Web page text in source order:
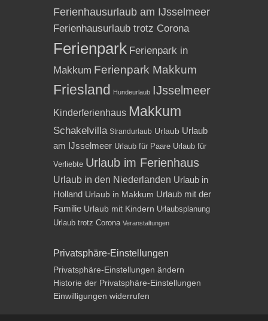
Ferienhausurlaub am IJsselmeer
Ferienhausurlaub trotz Corona
Ferienpark Ferienpark in
Makkum Ferienpark Makkum
Friesland Hundeurlaub IJsselmeer
Kinderferienhaus Makkum
Schakelvilla Strandurlaub Urlaub Urlaub
am IJsselmeer Urlaub für Paare Urlaub für
Verliebte Urlaub im Ferienhaus
Urlaub in den Niederlanden Urlaub in
Holland Urlaub in Makkum Urlaub mit der
Familie Urlaub mit Kindern Urlaubsplanung
Urlaub trotz Corona Veranstaltungen
Privatsphäre-Einstellungen
Privatsphäre-Einstellungen ändern
Historie der Privatsphäre-Einstellungen
Einwilligungen widerrufen